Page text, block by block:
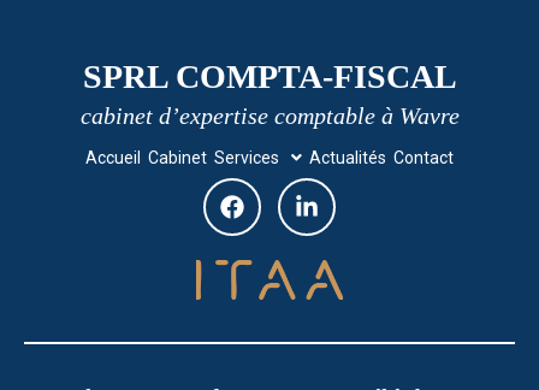
SPRL COMPTA-FISCAL
cabinet d’expertise comptable à Wavre
Accueil Cabinet Services Actualités Contact